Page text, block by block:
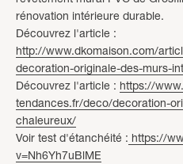
rénovation intérieure durable.
Découvrez l'article :
http://www.dkomaison.com/
decoration-originale-des-murs-
Découvrez l'article : https://
tendances.fr/deco/decoration-
chaleureux/
Voir test d'étanchéité : https://
v=Nh6Yh7uBlME